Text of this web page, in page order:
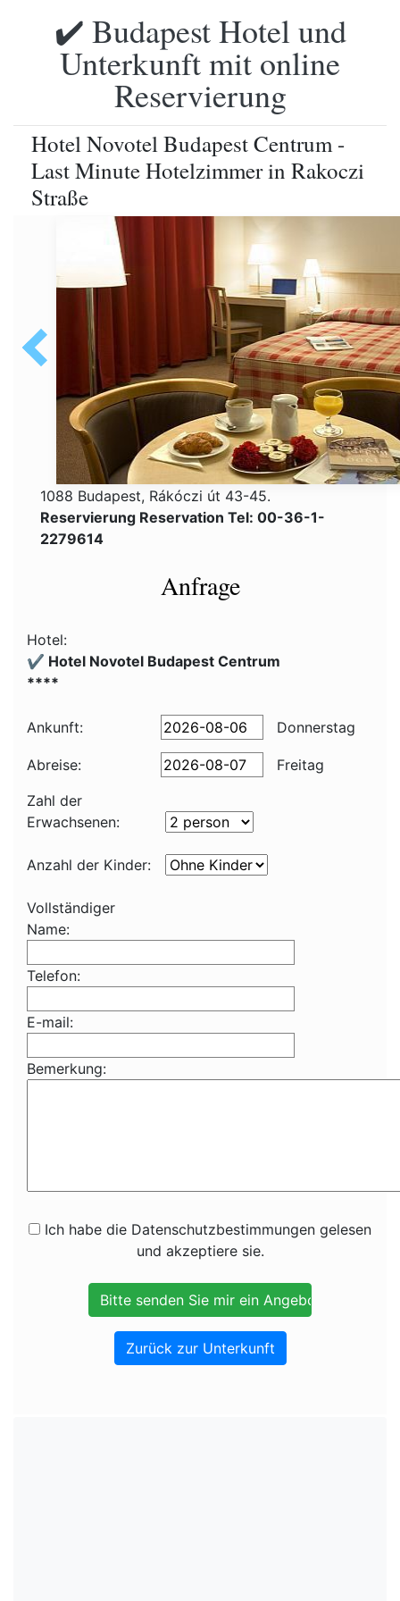
✔️ Budapest Hotel und
Unterkunft mit online
Reservierung
Hotel Novotel Budapest Centrum -
Last Minute Hotelzimmer in Rakoczi
Straße
1088 Budapest, Rákóczi út 43-45.
Reservierung Reservation Tel: 00-36-1-
2279614
Anfrage
Hotel:
✔️ Hotel Novotel Budapest Centrum
****
Ankunft: Donnerstag
Abreise:
Freitag
Zahl der
Erwachsenen:
Anzahl der Kinder:
Vollständiger
Name:
Telefon:
E-mail:
Bemerkung:
Ich habe die Datenschutzbestimmungen gelesen
und akzeptiere sie.
Zurück zur Unterkunft